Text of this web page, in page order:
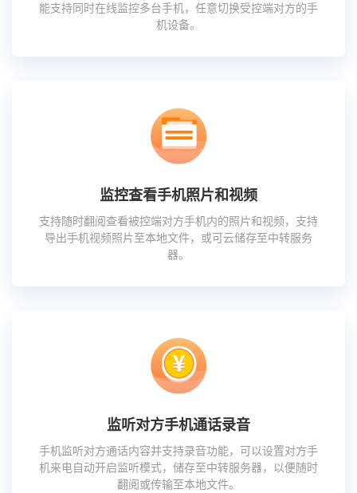
能支持同时在线监控多台手机，任意切换受控端对方的手
机设备。
监控查看手机照片和视频
支持随时翻阅查看被控端对方手机内的照片和视频，支持
导出手机视频照片至本地文件，或可云储存至中转服务
器。
监听对方手机通话录音
手机监听对方通话内容并支持录音功能，可以设置对方手
机来电自动开启监听模式，储存至中转服务器，以便随时
翻阅或传输至本地文件。